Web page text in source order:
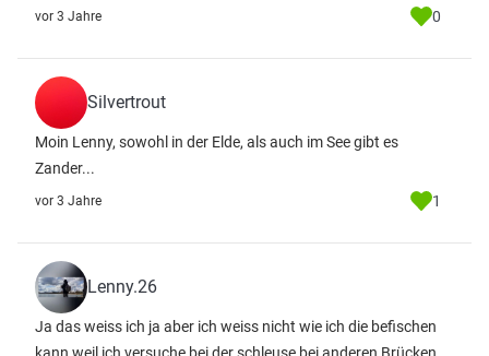
vor 3 Jahre 0
Silvertrout
Moin Lenny, sowohl in der Elde, als auch im See gibt es
Zander...
vor 3 Jahre 1
Lenny.26
Ja das weiss ich ja aber ich weiss nicht wie ich die befischen